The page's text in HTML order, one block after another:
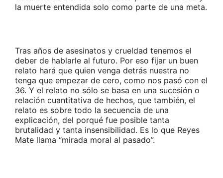
la muerte entendida solo como parte de una meta.
Tras años de asesinatos y crueldad tenemos el
deber de hablarle al futuro. Por eso fijar un buen
relato hará que quien venga detrás nuestra no
tenga que empezar de cero, como nos pasó con el
36. Y el relato no sólo se basa en una sucesión o
relación cuantitativa de hechos, que también, el
relato es sobre todo la secuencia de una
explicación, del porqué fue posible tanta
brutalidad y tanta insensibilidad. Es lo que Reyes
Mate llama “mirada moral al pasado”.